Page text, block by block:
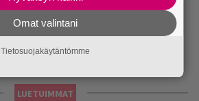
LUETUIMMAT
Omat valintani
Tietosuojakäytäntömme